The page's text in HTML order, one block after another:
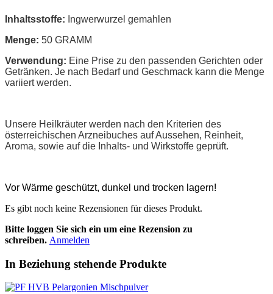
Inhaltsstoffe: Ingwerwurzel gemahlen
Menge: 50 GRAMM
Verwendung: Eine Prise zu den passenden Gerichten oder
Getränken. Je nach Bedarf und Geschmack kann die Menge
variiert werden.
Unsere Heilkräuter werden nach den Kriterien des
österreichischen Arzneibuches auf Aussehen, Reinheit,
Aroma, sowie auf die Inhalts- und Wirkstoffe geprüft.
Vor Wärme geschützt, dunkel und trocken lagern!
Es gibt noch keine Rezensionen für dieses Produkt.
Bitte loggen Sie sich ein um eine Rezension zu
schreiben. Anmelden
In Beziehung stehende Produkte